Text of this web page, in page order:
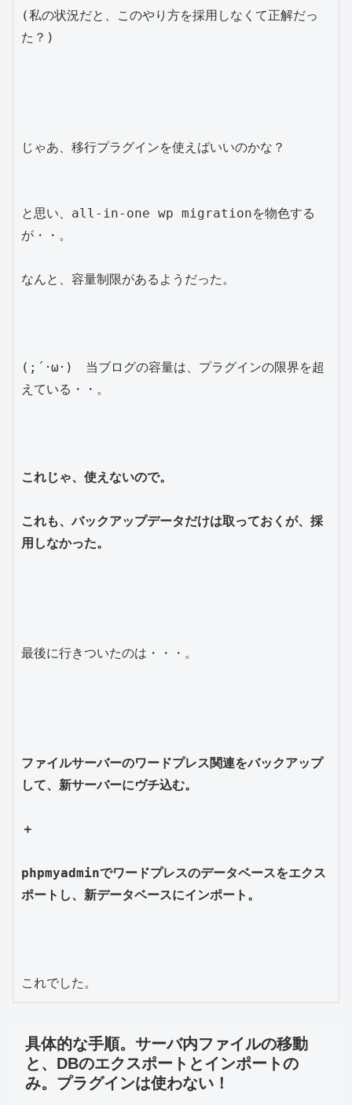
(私の状況だと、このやり方を採用しなくて正解だっ
た？)
じゃあ、移行プラグインを使えばいいのかな？
と思い、all-in-one wp migrationを物色する
が・・。
なんと、容量制限があるようだった。
(;´･ω･)　当ブログの容量は、プラグインの限界を超
えている・・。
これじゃ、使えないので。
これも、バックアップデータだけは取っておくが、採
用しなかった。
最後に行きついたのは・・・。
ファイルサーバーのワードプレス関連をバックアップ
して、新サーバーにヴチ込む。
＋
phpmyadminでワードプレスのデータベースをエクス
ポートし、新データベースにインポート。
具体的な手順。サーバ内ファイルの移動
と、DBのエクスポートとインポートの
み。プラグインは使わない！